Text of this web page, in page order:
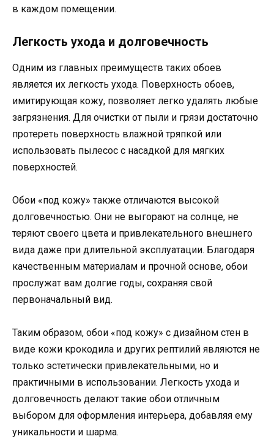
в каждом помещении.
Легкость ухода и долговечность
Одним из главных преимуществ таких обоев
является их легкость ухода. Поверхность обоев,
имитирующая кожу, позволяет легко удалять любые
загрязнения. Для очистки от пыли и грязи достаточно
протереть поверхность влажной тряпкой или
использовать пылесос с насадкой для мягких
поверхностей.
Обои «под кожу» также отличаются высокой
долговечностью. Они не выгорают на солнце, не
теряют своего цвета и привлекательного внешнего
вида даже при длительной эксплуатации. Благодаря
качественным материалам и прочной основе, обои
прослужат вам долгие годы, сохраняя свой
первоначальный вид.
Таким образом, обои «под кожу» с дизайном стен в
виде кожи крокодила и других рептилий являются не
только эстетически привлекательными, но и
практичными в использовании. Легкость ухода и
долговечность делают такие обои отличным
выбором для оформления интерьера, добавляя ему
уникальности и шарма.